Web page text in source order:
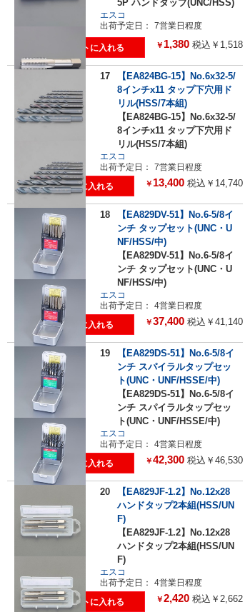
5P ハンドタップ(UNC/HSS)
エスコ
出荷予定日：
7営業日程度
￥ 1,380 税込￥1,518
17
【EA824BG-15】No.6x32-5/
8インチx11 タップ下穴用ド
リル(HSS/7本組)
【EA824BG-15】No.6x32-5/
8インチx11 タップ下穴用ド
リル(HSS/7本組)
エスコ
出荷予定日：
7営業日程度
￥ 13,400 税込￥14,740
18
【EA829DV-51】No.6-5/8イ
ンチ タップセット(UNC・U
NF/HSS/中)
【EA829DV-51】No.6-5/8イ
ンチ タップセット(UNC・U
NF/HSS/中)
エスコ
出荷予定日：
4営業日程度
￥37,400 税込￥41,140
19
【EA829DS-51】No.6-5/8イ
ンチ スパイラルタップセッ
ト(UNC・UNF/HSSE/中)
【EA829DS-51】No.6-5/8イ
ンチ スパイラルタップセッ
ト(UNC・UNF/HSSE/中)
エスコ
出荷予定日：
4営業日程度
￥42,300 税込￥46,530
20
【EA829JF-1.2】No.12x28
ハンドタップ2本組(HSS/UN
F)
【EA829JF-1.2】No.12x28
ハンドタップ2本組(HSS/UN
F)
エスコ
出荷予定日：
4営業日程度
￥2,420 税込￥2,662